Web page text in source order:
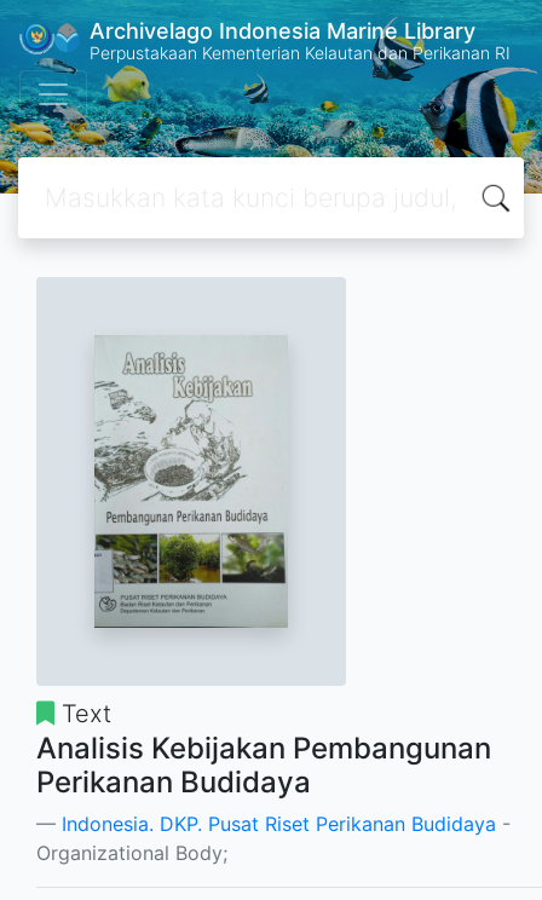
Archivelago Indonesia Marine Library
Perpustakaan Kementerian Kelautan dan Perikanan RI
Text
Analisis Kebijakan Pembangunan
Perikanan Budidaya
Indonesia. DKP. Pusat Riset Perikanan Budidaya -
Organizational Body;